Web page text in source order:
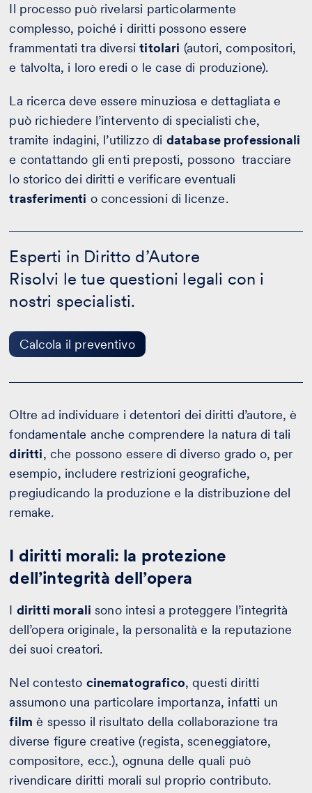
Il processo può rivelarsi particolarmente
complesso, poiché i diritti possono essere
frammentati tra diversititolari (autori, compositori,
e talvolta, i loro eredi o le case di produzione).
La ricerca deve essere minuziosa e dettagliata e
può richiedere l’intervento di specialisti che,
tramite indagini, l’utilizzo di database professionali
e contattando gli enti preposti, possono tracciare
lo storico dei diritti e verificare eventuali
trasferimenti o concessioni di licenze.
Esperti in Diritto d’Autore
Risolvi le tue questioni legali con i
nostri specialisti.
Calcola il preventivo
in
Diritto
d’Autore
Calcola
preventivo
Oltre ad individuare i detentori dei diritti d’autore, è
fondamentale anche comprendere la natura di tali
diritti, che possono essere di diverso grado o, per
esempio, includere restrizioni geografiche,
pregiudicando la produzione e la distribuzione del
remake.
I diritti morali: la protezione
dell’integrità dell’opera
I diritti morali sono intesi a proteggere l’integrità
dell’opera originale, la personalità e la reputazione
dei suoi creatori.
Nel contesto cinematografico, questi diritti
assumono una particolare importanza, infatti un
film è spesso il risultato della collaborazione tra
diverse figure creative (regista, sceneggiatore,
compositore, ecc.), ognuna delle quali può
rivendicare diritti morali sul proprio contributo.